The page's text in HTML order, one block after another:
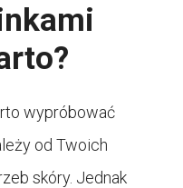
wypróbować
od Twoich
skóry. Jednak